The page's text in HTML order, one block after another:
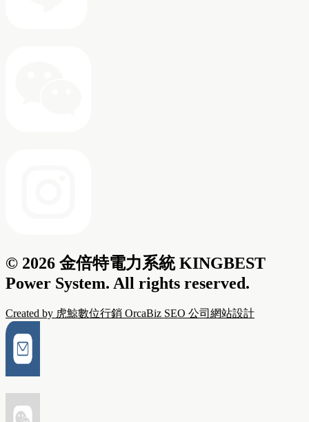
© 2026 金倍特電力系統 KINGBEST
Power System. All rights reserved.
Created by 虎鯨數位行銷 OrcaBiz SEO 公司網站設計